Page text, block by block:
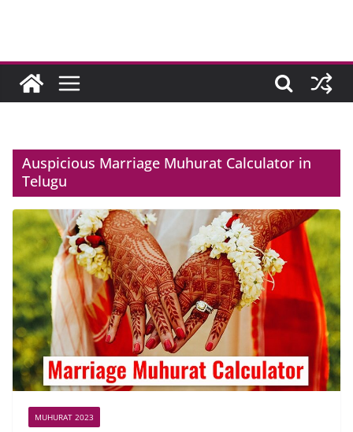
Auspicious Marriage Muhurat Calculator in
Telugu
MUHURAT 2023